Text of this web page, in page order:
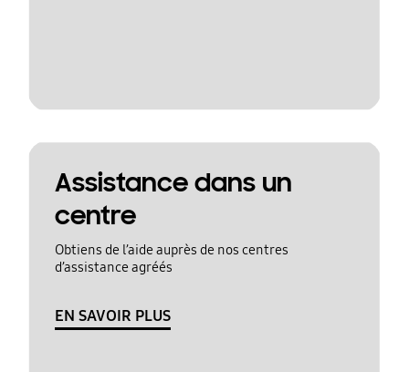
Assistance dans un
centre
Obtiens de l’aide auprès de nos centres
d’assistance agréés
EN SAVOIR PLUS